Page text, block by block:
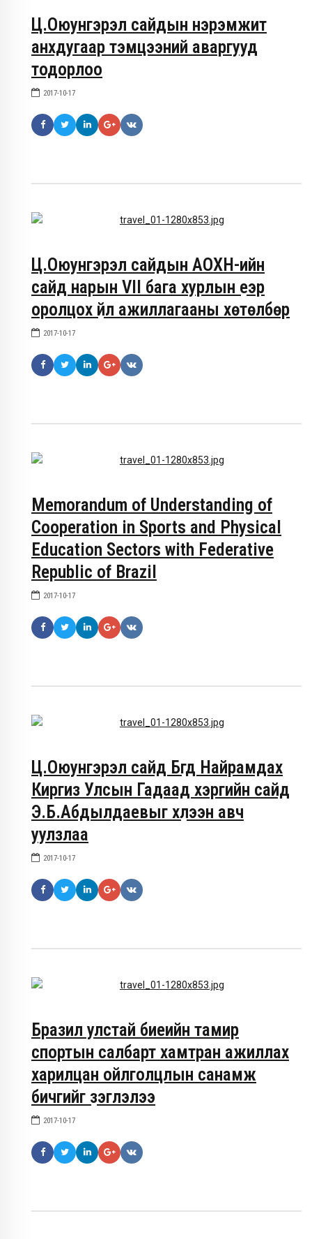
Ц.Оюунгэрэл сайдын нэрэмжит
анхдугаар тэмцээний аваргууд
тодорлоо
2017-10-17
Ц.Оюунгэрэл сайдын АОХН-ийн
сайд нарын VII бага хурлын үеэр
оролцох үйл ажиллагааны хөтөлбөр
2017-10-17
Memorandum of Understanding of
Cooperation in Sports and Physical
Education Sectors with Federative
Republic of Brazil
2017-10-17
Ц.Оюунгэрэл сайд Бүгд Найрамдах
Киргиз Улсын Гадаад хэргийн сайд
Э.Б.Абдылдаевыг хүлээн авч
уулзлаа
2017-10-17
Бразил улстай биеийн тамир
спортын салбарт хамтран ажиллах
харилцан ойлголцлын санамж
бичгийг үзэглэлээ
2017-10-17